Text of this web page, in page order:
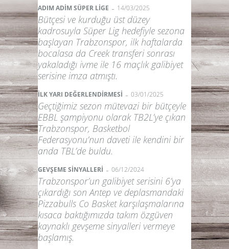
ADIM ADİM SÜPER LİGE - 14/03/2025
Bütçesi ve kurduğu üst düzey
kadrosuyla Süper Lig hedefiyle sezona
başlayan Trabzonspor, ilk haftalarda
bocalasa da Creek transferi sonrası
yakaladığı ivme ile 16 maçlık galibiyet
serisine imza atmıştı.
İLK YARI DEĞERLENDİRMESİ - 03/01/2025
Geçtiğimiz sezon mütevazi bir bütçeyle
EBBL şampiyonu olarak TB2L’ye çıkan
Trabzonspor, Basketbol
Federasyonu’nun daveti ile kendini bir
anda TBL’de buldu.
GEVŞEME SİNYALLERİ - 06/12/2024
Trabzonspor’un galibiyet serisini 6’ya
çıkardığı son Antep ve deplasmandaki
Pizzabulls Co Basket karşılaşmalarına
kısaca baktığımızda takım özgüven
kaynaklı gevşeme sinyalleri vermeye
başlamış.